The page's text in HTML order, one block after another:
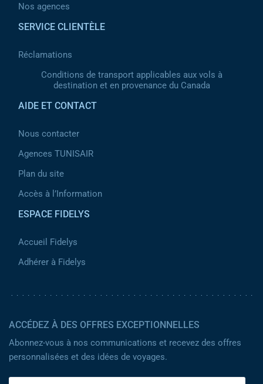
Nos agences
SERVICE CLIENTÈLE
Réclamations
Conditions de transport applicables aux vols à
destination et en provenance du Canada
AIDE ET CONTACT
Nous contacter
Agences TUNISAIR
Plan du site
Accès à l’Information
ESPACE FIDELYS
Accueil Fidelys
Adhérer à Fidelys
ACCÉDEZ À DES OFFRES EXCEPTIONNELLES
Abonnez-vous à nos communications et recevez des offres
personnalisées et des idées de voyages.